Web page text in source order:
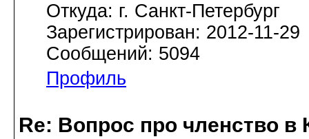
Откуда: г. Санкт-Петербург
Зарегистрирован: 2012-11-29
Сообщений: 5094
Профиль
Re: Вопрос про членство в